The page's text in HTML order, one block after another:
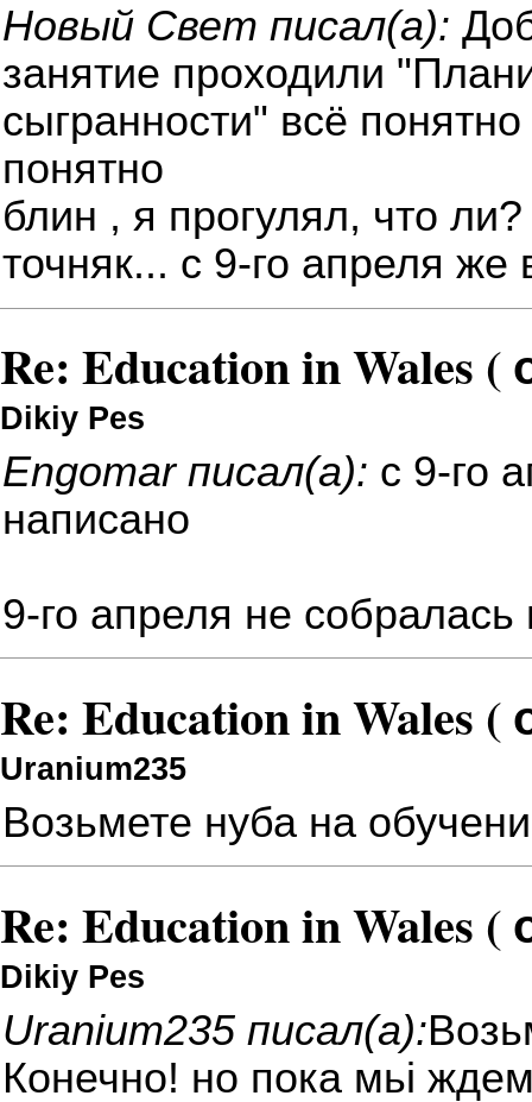
Новый Свет писал(а):
занятие проходили
сыгранности" всё
понятно
блин , я прогулял, что ли?
точняк... с 9-го апреля
Re: Education in Wales
Dikiy Pes
Engomar писал(а): с 9-го
написано
9-го апреля не
Re: Education in Wales
Uranium235
Возьмете нуба на
Re: Education in Wales
Dikiy Pes
Uranium235 писал(а):
Конечно! но пока мьі